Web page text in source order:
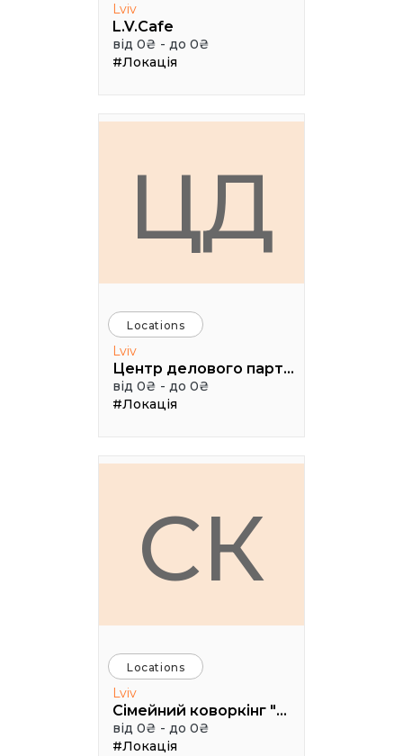
Lviv
L.V.Cafe
від 0₴ - до 0₴
#Локація
ЦД
Locations
Lviv
Центр делового партнерства
від 0₴ - до 0₴
#Локація
СК
Locations
Lviv
Сімейний коворкінг "Щастя"
від 0₴ - до 0₴
#Локація